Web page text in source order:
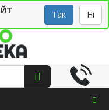
Так НіУкр